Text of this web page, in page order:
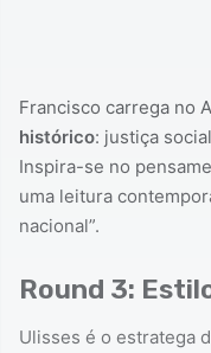
Francisco carrega no
histórico: justiça
Inspira-se no
uma leitura
nacional”.
Round 3:
Ulisses é o estratega